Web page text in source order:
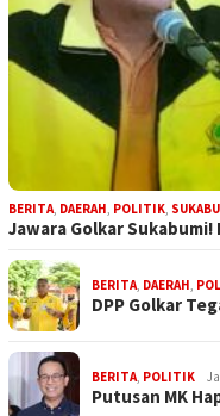
BERITA, DAERAH, POLITIK,
Jawara Golkar
BERITA, DAERAH,
DPP Golkar
BERITA, POLITIK
Putusan MK